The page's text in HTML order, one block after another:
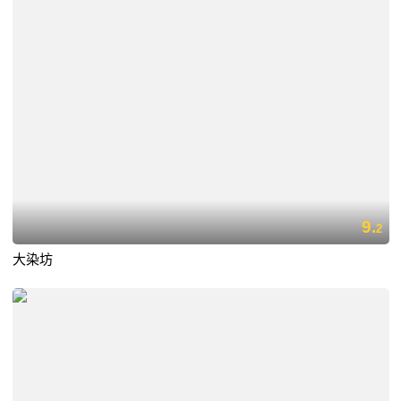
9.2
大染坊